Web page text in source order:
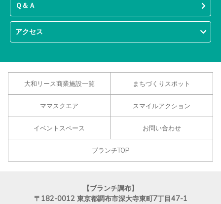
Ｑ＆Ａ
アクセス
大和リース商業施設一覧 まちづくりスポット
ママスクエア スマイルアクション
イベントスペース お問い合わせ
ブランチTOP
【ブランチ調布】
〒182-0012 東京都調布市深大寺東町7丁目47-1